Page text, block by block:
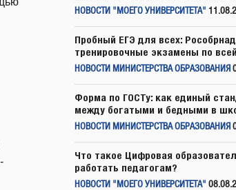
НОВОСТИ "МОЕГО УНИВЕРСИТЕТА"
Пробный ЕГЭ для всех:
тренировочные экзамены по
НОВОСТИ МИНИСТЕРСТВА ОБРАЗОВАНИЯ
Форма по ГОСТу: как единый
между богатыми и бедными в
НОВОСТИ МИНИСТЕРСТВА ОБРАЗОВАНИЯ
Что такое Цифровая
работать педагогам?
НОВОСТИ "МОЕГО УНИВЕРСИТЕТА"